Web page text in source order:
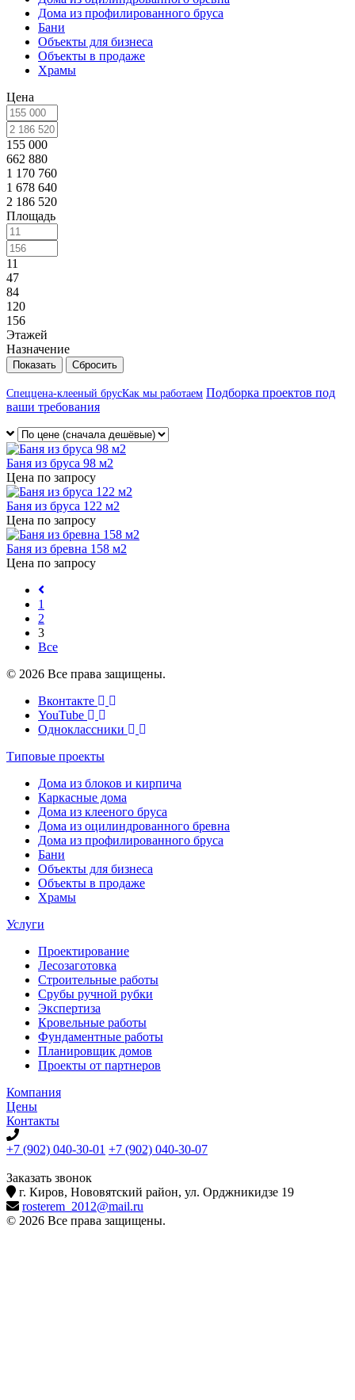
Дома из профилированного бруса
Бани
Объекты для бизнеса
Объекты в продаже
Храмы
Цена
155 000
662 880
1 170 760
1 678 640
2 186 520
Площадь
11
47
84
120
156
Этажей
Назначение
Сбросить
Спеццена-клееный брусКак мы работаем Подборка проектов под
ваши требования
Баня из бруса 98 м2
Цена по запросу
Баня из бруса 122 м2
Цена по запросу
Баня из бревна 158 м2
Цена по запросу
1
2
3
Все
© 2026 Все права защищены.
Вконтакте
YouTube
Одноклассники
Типовые проекты
Дома из блоков и кирпича
Каркасные дома
Дома из клееного бруса
Дома из оцилиндрованного бревна
Дома из профилированного бруса
Бани
Объекты для бизнеса
Объекты в продаже
Храмы
Услуги
Проектирование
Лесозаготовка
Строительные работы
Срубы ручной рубки
Экспертиза
Кровельные работы
Фундаментные работы
Планировщик домов
Проекты от партнеров
Компания
Цены
Контакты
+7 (902) 040-30-01 +7 (902) 040-30-07
Заказать звонок
г. Киров, Нововятский район, ул. Орджникидзе 19
rosterem_2012@mail.ru
© 2026 Все права защищены.